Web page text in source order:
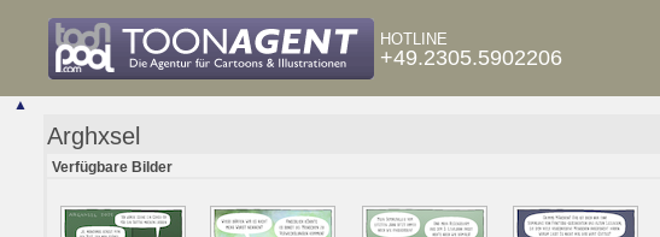
HOTLINE
+49.2305.5902206
▲
Arghxsel
Verfügbare Bilder